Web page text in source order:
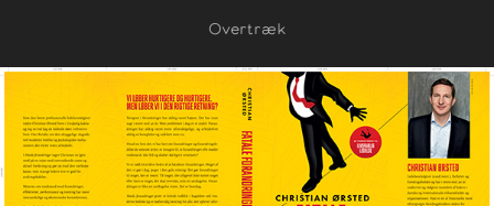
Overtræk